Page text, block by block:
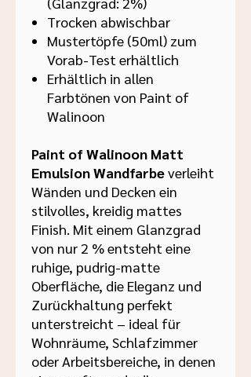
Trocken abwischbar
Mustertöpfe (50ml) zum
Vorab-Test erhältlich
Erhältlich in allen
Farbtönen von Paint of
Walinoon
Paint of Walinoon Matt
Emulsion Wandfarbeverleiht
Wänden und Decken ein
stilvolles, kreidig mattes
Finish. Mit einem Glanzgrad
von nur 2 % entsteht eine
ruhige, pudrig-matte
Oberfläche, die Eleganz und
Zurückhaltung perfekt
unterstreicht – ideal für
Wohnräume, Schlafzimmer
oder Arbeitsbereiche, in denen